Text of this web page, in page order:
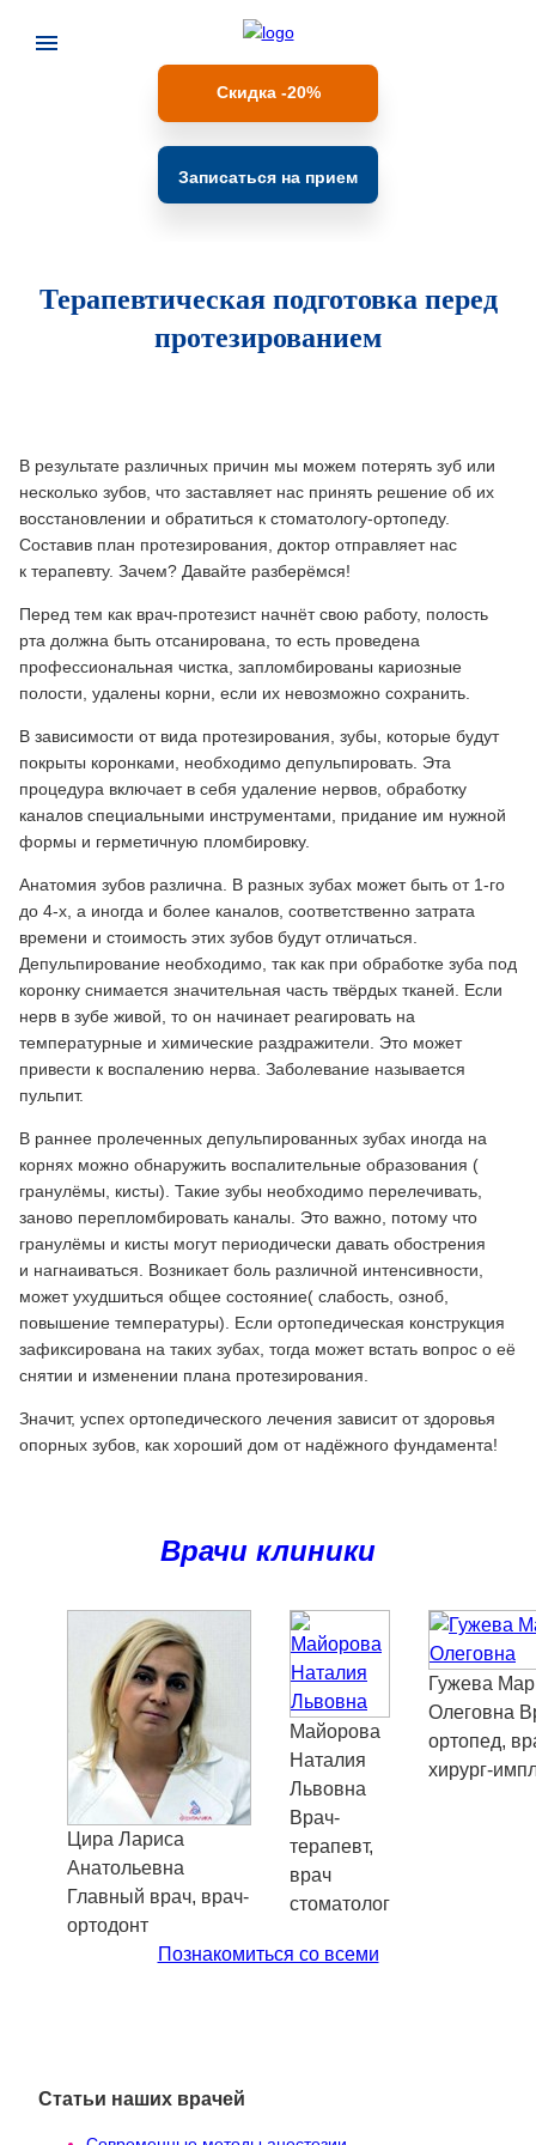
Скидка -20%
Записаться на прием
Терапевтическая подготовка перед
протезированием
В результате различных причин мы можем потерять зуб или
несколько зубов, что заставляет нас принять решение об их
восстановлении и обратиться к стоматологу-ортопеду.
Составив план протезирования, доктор отправляет нас
к терапевту. Зачем? Давайте разберёмся!
Перед тем как врач-протезист начнёт свою работу, полость
рта должна быть отсанирована, то есть проведена
профессиональная чистка, запломбированы кариозные
полости, удалены корни, если их невозможно сохранить.
В зависимости от вида протезирования, зубы, которые будут
покрыты коронками, необходимо депульпировать. Эта
процедура включает в себя удаление нервов, обработку
каналов специальными инструментами, придание им нужной
формы и герметичную пломбировку.
Анатомия зубов различна. В разных зубах может быть от 1-го
до 4-х, а иногда и более каналов, соответственно затрата
времени и стоимость этих зубов будут отличаться.
Депульпирование необходимо, так как при обработке зуба под
коронку снимается значительная часть твёрдых тканей. Если
нерв в зубе живой, то он начинает реагировать на
температурные и химические раздражители. Это может
привести к воспалению нерва. Заболевание называется
пульпит.
В раннее пролеченных депульпированных зубах иногда на
корнях можно обнаружить воспалительные образования (
гранулёмы, кисты). Такие зубы необходимо перелечивать,
заново перепломбировать каналы. Это важно, потому что
гранулёмы и кисты могут периодически давать обострения
и нагнаиваться. Возникает боль различной интенсивности,
может ухудшиться общее состояние( слабость, озноб,
повышение температуры). Если ортопедическая конструкция
зафиксирована на таких зубах, тогда может встать вопрос о её
снятии и изменении плана протезирования.
Значит, успех ортопедического лечения зависит от здоровья
опорных зубов, как хороший дом от надёжного фундамента!
Врачи клиники
Цира Лариса
Анатольевна
Главный врач, врач-
ортодонт
Майорова
Наталия
Львовна
Врач-
терапевт,
врач
стоматолог
Гужева
Олеговна
ортопед,
хирург-
Познакомиться со всеми
Статьи наших врачей